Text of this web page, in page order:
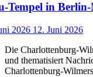
Tempel in
2026 12. Juni 2026
Die Charlottenburg-
und thematisiert
Charlottenburg-